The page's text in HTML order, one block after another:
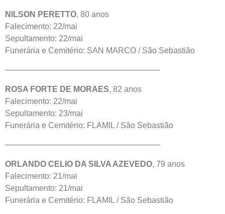
NILSON PERETTO, 80 anos
Falecimento: 22/mai
Sepultamento: 22/mai
Funerária e Cemitério: SAN MARCO / São Sebastião
────────────────────────────
ROSA FORTE DE MORAES, 82 anos
Falecimento: 22/mai
Sepultamento: 23/mai
Funerária e Cemitério: FLAMIL / São Sebastião
────────────────────────────
ORLANDO CELIO DA SILVA AZEVEDO, 79 anos
Falecimento: 21/mai
Sepultamento: 21/mai
Funerária e Cemitério: FLAMIL / São Sebastião